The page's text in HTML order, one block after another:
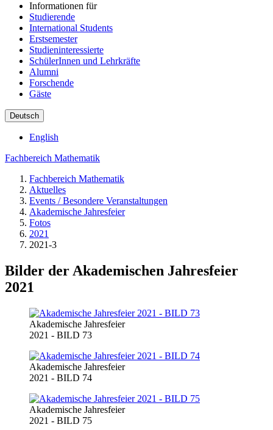
Informationen für
Studierende
International Students
Erstsemester
Studieninteressierte
SchülerInnen und Lehrkräfte
Alumni
Forschende
Gäste
Deutsch
English
Fachbereich Mathematik
Fachbereich Mathematik
Aktuelles
Events / Besondere Veranstaltungen
Akademische Jahresfeier
Fotos
2021
2021-3
Bilder der Akademischen Jahresfeier
2021
Akademische Jahresfeier
2021 - BILD 73
Akademische Jahresfeier
2021 - BILD 74
Akademische Jahresfeier
2021 - BILD 75